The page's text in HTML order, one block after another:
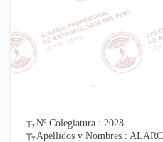
Nº Colegiatura : 2028
Apellidos y Nombres :